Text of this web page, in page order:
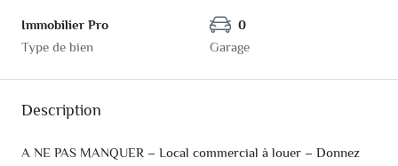
Immobilier Pro
Type de bien
0
Garage
Description
A NE PAS MANQUER – Local commercial à louer – Donnez